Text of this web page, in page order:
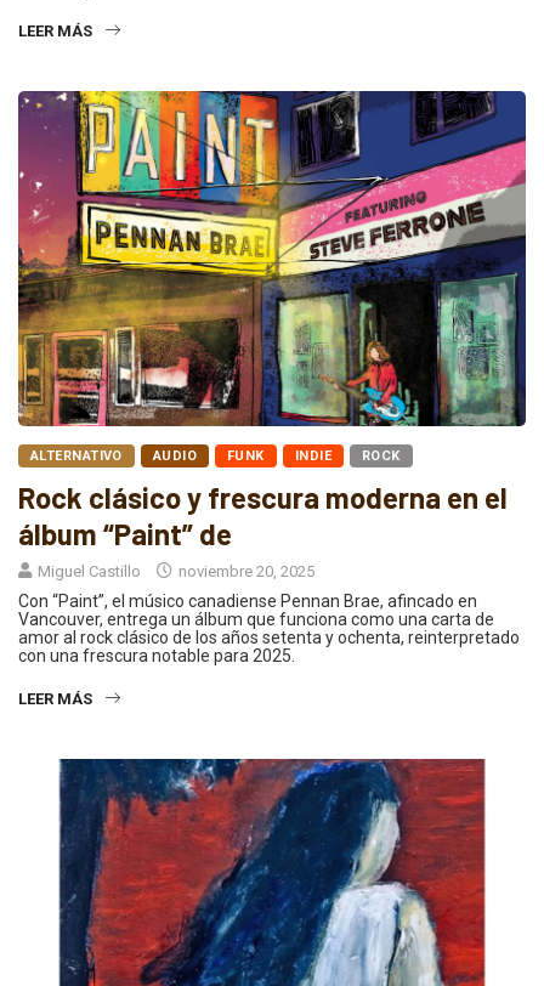
LEER MÁS
ALTERNATIVO AUDIO FUNK INDIE ROCK
Rock clásico y frescura moderna en el
álbum “Paint” de
Miguel Castillo noviembre 20, 2025
Con “Paint”, el músico canadiense Pennan Brae, afincado en
Vancouver, entrega un álbum que funciona como una carta de
amor al rock clásico de los años setenta y ochenta, reinterpretado
con una frescura notable para 2025.
LEER MÁS